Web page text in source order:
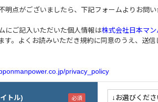
明点がございましたら、下記フォームよりお問い
にご記入いただいた個人情報は株式会社日本マ
す。よくお読みいただき規約に同意のうえ、送信
privacy_policy
トル)